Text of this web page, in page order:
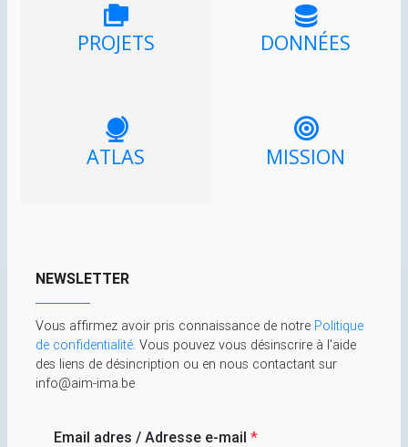
PROJETS DONNÉES
ATLAS MISSION
NEWSLETTER
Vous affirmez avoir pris connaissance de notre Politique
de confidentialité. Vous pouvez vous désinscrire à l'aide
des liens de désincription ou en nous contactant sur
info@aim-ima.be
Email adres / Adresse e-mail *